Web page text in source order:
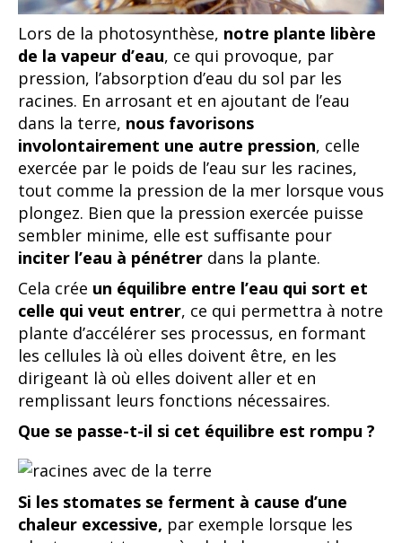
Lors de la photosynthèse, notre plante libère
de la vapeur d’eau, ce qui provoque, par
pression, l’absorption d’eau du sol par les
racines. En arrosant et en ajoutant de l’eau
dans la terre, nous favorisons
involontairement une autre pression, celle
exercée par le poids de l’eau sur les racines,
tout comme la pression de la mer lorsque vous
plongez. Bien que la pression exercée puisse
sembler minime, elle est suffisante pour
inciter l’eau à pénétrer dans la plante.
Cela crée un équilibre entre l’eau qui sort et
celle qui veut entrer, ce qui permettra à notre
plante d’accélérer ses processus, en formant
les cellules là où elles doivent être, en les
dirigeant là où elles doivent aller et en
remplissant leurs fonctions nécessaires.
Que se passe-t-il si cet équilibre est rompu ?
Si les stomates se ferment à cause d’une
chaleur excessive, par exemple lorsque les